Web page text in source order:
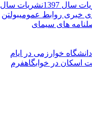
سال 1397
نشریات سال
خبری روابط عمومیبولتن
های سیمای
خوارزمی در ایام
در خوابگاهفرم